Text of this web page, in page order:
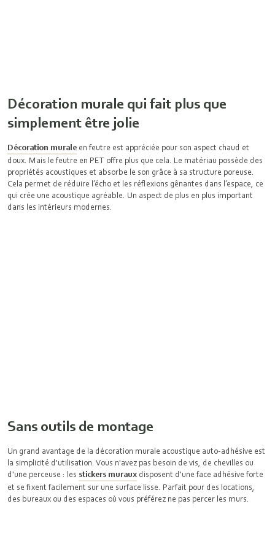
Décoration murale qui fait plus que
simplement être jolie
Décoration murale en feutre est appréciée pour son aspect chaud et
doux. Mais le feutre en PET offre plus que cela. Le matériau possède des
propriétés acoustiques et absorbe le son grâce à sa structure poreuse.
Cela permet de réduire l’écho et les réflexions gênantes dans l’espace, ce
qui crée une acoustique agréable. Un aspect de plus en plus important
dans les intérieurs modernes.
Sans outils de montage
Un grand avantage de la décoration murale acoustique auto-adhésive est
la simplicité d'utilisation. Vous n'avez pas besoin de vis, de chevilles ou
d'une perceuse : les stickers muraux disposent d'une face adhésive forte
et se fixent facilement sur une surface lisse. Parfait pour des locations,
des bureaux ou des espaces où vous préférez ne pas percer les murs.